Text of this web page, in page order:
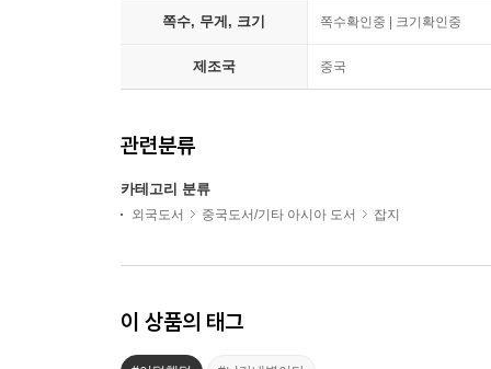
쪽수, 무게, 크기 쪽수확인중 | 크기확인중
제조국 중국
관련분류
카테고리 분류
외국도서 중국도서/기타 아시아 도서 잡지
이 상품의 태그